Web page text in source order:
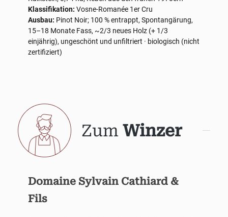
Klassifikation: Vosne-Romanée 1er Cru
Ausbau: Pinot Noir; 100 % entrappt, Spontangärung,
15–18 Monate Fass, ~2/3 neues Holz (+ 1/3
einjährig), ungeschönt und unfiltriert · biologisch (nicht
zertifiziert)
Zum Winzer
Domaine Sylvain Cathiard &
Fils